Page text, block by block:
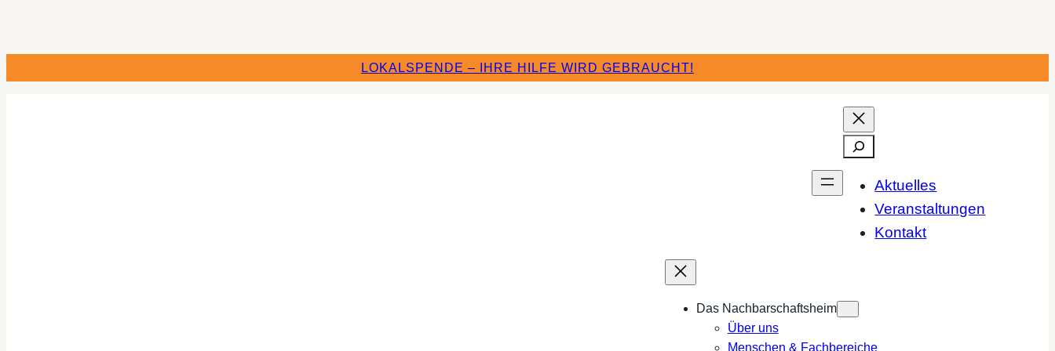
LOKALSPENDE – IHRE HILFE WIRD GEBRAUCHT!
Suchen
Aktuelles
Veranstaltungen
Kontakt
Das Nachbarschaftsheim
Über uns
Menschen & Fachbereiche